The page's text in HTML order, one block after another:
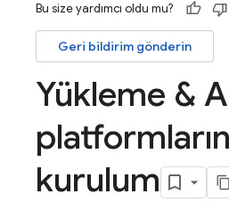
Bu size yardımcı oldu mu?
Geri bildirim gönderin
Yükleme &
kurulum